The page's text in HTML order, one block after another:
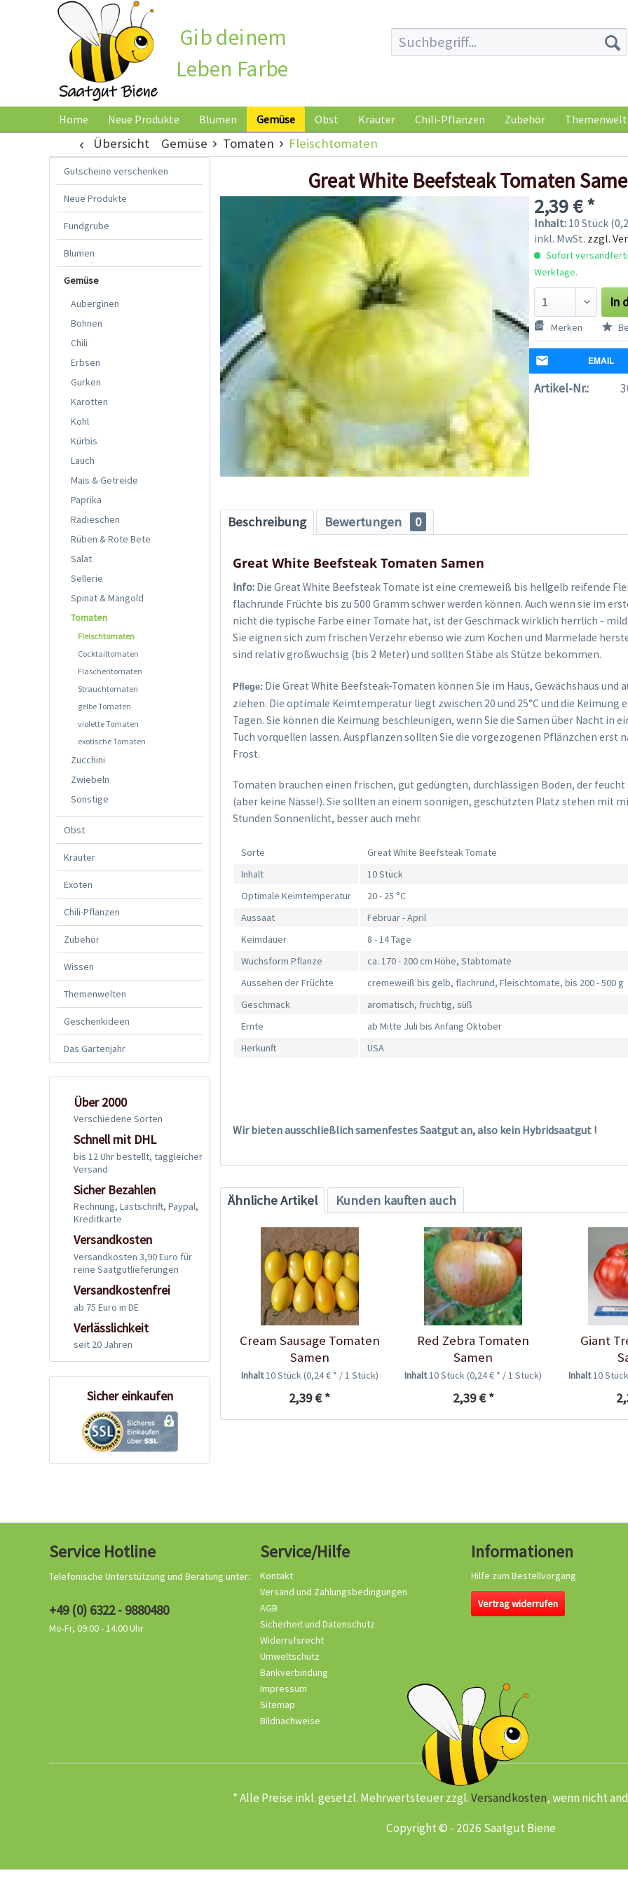
Gib deinem
Leben Farbe
Home Neue Produkte Blumen Gemüse Obst Kräuter Chili-Pflanzen Zubehör
Übersicht Gemüse Tomaten Fleischtomaten
Gutscheine verschenken
Neue Produkte
Fundgrube
Blumen
Gemüse
Auberginen
Bohnen
Chili
Erbsen
Gurken
Karotten
Kohl
Kürbis
Lauch
Mais & Getreide
Paprika
Radieschen
Rüben & Rote Bete
Salat
Sellerie
Spinat & Mangold
Tomaten
Fleischtomaten
Cocktailtomaten
Flaschentomaten
Strauchtomaten
gelbe Tomaten
violette Tomaten
exotische Tomaten
Zucchini
Zwiebeln
Sonstige
Obst
Kräuter
Exoten
Chili-Pflanzen
Zubehör
Wissen
Themenwelten
Geschenkideen
Das Gartenjahr
Über 2000
Verschiedene Sorten
Schnell mit DHL
bis 12 Uhr bestellt, taggleicher
Versand
Sicher Bezahlen
Rechnung, Lastschrift, Paypal,
Kreditkarte
Versandkosten
Versandkosten 3,90 Euro für
reine Saatgutlieferungen
Versandkostenfrei
ab 75 Euro in DE
Verlässlichkeit
seit 20 Jahren
Sicher einkaufen
Great White Beefsteak Tomaten
2,39 € *
Inhalt: 10 Stück
inkl. MwSt. zzgl.
Sofort
Werktage.
In
Merken
EMAIL
Artikel-Nr.:
Beschreibung Bewertungen 0
Great White Beefsteak Tomaten Samen
Info: Die Great White Beefsteak Tomate ist eine cremeweiß bis hellgelb reifende
flachrunde Früchte bis zu 500 Gramm schwer werden können. Auch wenn sie im
nicht die typische Farbe einer Tomate hat, ist der Geschmack wirklich herrlich -
Sie eignen sich zum frischen Verzehr ebenso wie zum Kochen und Marmelade
sind relativ großwüchsig (bis 2 Meter) und sollten Stäbe als Stütze bekommen.
Pflege: Die Great White Beefsteak-Tomaten können Sie im Haus, Gewächshaus und
ziehen. Die optimale Keimtemperatur liegt zwischen 20 und 25°C und die Keimung
Tagen. Sie können die Keimung beschleunigen, wenn Sie die Samen über Nacht in
Tuch vorquellen lassen. Auspflanzen sollten Sie die vorgezogenen Pflänzchen erst
Frost.
Tomaten brauchen einen frischen, gut gedüngten, durchlässigen Boden, der
(aber keine Nässe!). Sie sollten an einem sonnigen, geschützten Platz stehen mit
Stunden Sonnenlicht, besser auch mehr.
Sorte
Great White Beefsteak Tomate
Inhalt
10 Stück
Optimale Keimtemperatur
20 - 25 °C
Aussaat
Februar - April
Keimdauer
8 - 14 Tage
Wuchsform Pflanze
ca. 170 - 200 cm Höhe, Stabtomate
Aussehen der Früchte
cremeweiß bis gelb, flachrund, Fleischtomate, bis 200 - 500 g
Geschmack
aromatisch, fruchtig, süß
Ernte
ab Mitte Juli bis Anfang Oktober
Herkunft
USA
Wir bieten ausschließlich samenfestes Saatgut an, also kein Hybridsaatgut !
Ähnliche Artikel Kunden kauften auch
Cream Sausage Tomaten
Samen
Inhalt10 Stück(0,24 € * / 1 Stück)
2,39 € *
Red Zebra Tomaten
Samen
Inhalt10 Stück(0,24 € * / 1 Stück)
2,39 € *
Giant
Inhalt10 Stück
Service Hotline
Telefonische Unterstützung und Beratung unter:
+49 (0) 6322 - 9880480
Mo-Fr, 09:00 - 14:00 Uhr
Service/Hilfe
Kontakt
Versand und Zahlungsbedingungen
AGB
Sicherheit und Datenschutz
Widerrufsrecht
Umweltschutz
Bankverbindung
Impressum
Sitemap
Bildnachweise
Informationen
Hilfe zum Bestellvorgang
Vertrag widerrufen
* Alle Preise inkl. gesetzl. Mehrwertsteuer zzgl.Versandkosten, wenn nicht
Copyright © - 2026 Saatgut Biene